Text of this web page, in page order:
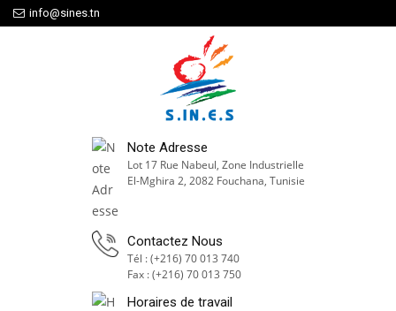
info@sines.tn
Note Adresse
Lot 17 Rue Nabeul, Zone Industrielle
El-Mghira 2, 2082 Fouchana, Tunisie
Contactez Nous
Tél : (+216) 70 013 740
Fax : (+216) 70 013 750
Horaires de travail